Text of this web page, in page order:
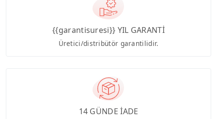
{{garantisuresi}} YIL GARANTİ
Üretici/distribütör garantilidir.
14 GÜNDE İADE